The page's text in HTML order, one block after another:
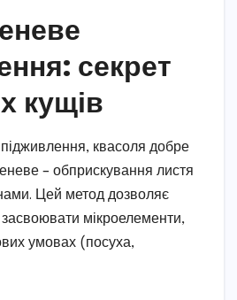
секрет
кущів
квасоля добре
– обприскування листя
Цей метод дозволяє
мікроелементи,
умовах (посуха,